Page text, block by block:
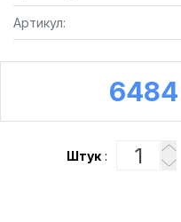
Артикул:
Штук: